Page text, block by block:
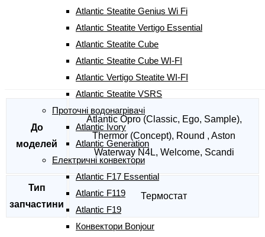
Atlantic Steatite Genius Wi Fi
Atlantic Steatite Vertigo Essential
Atlantic Steatite Cube
Atlantic Steatite Cube WI-FI
Atlantic Vertigo Steatite WI-FI
Atlantic Steatite VSRS
Проточні водонагрівачі
Atlantic Ivory
Atlantic Generation
Електричні конвектори
Atlantic F17 Essential
Atlantic F119
Atlantic F19
Конвектори Bonjour
00500050
Характеристики
До
моделей
Atlantic Opro (Classic, Ego, Sample),
Thermor (Concept), Round , Aston
Waterway N4L, Welcome, Scandi
Тип
запчастини
Термостат